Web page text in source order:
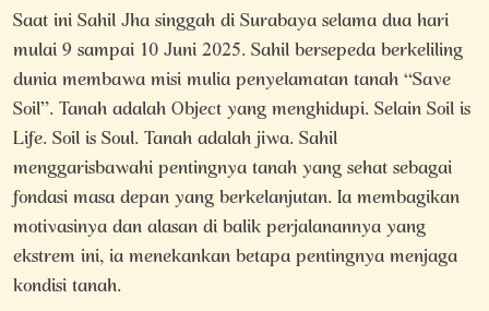
Saat ini Sahil Jha singgah di Surabaya selama dua hari
mulai 9 sampai 10 Juni 2025. Sahil bersepeda berkeliling
dunia membawa misi mulia penyelamatan tanah “Save
Soil”. Tanah adalah Object yang menghidupi. Selain Soil is
Life. Soil is Soul. Tanah adalah jiwa. Sahil
menggarisbawahi pentingnya tanah yang sehat sebagai
fondasi masa depan yang berkelanjutan. Ia membagikan
motivasinya dan alasan di balik perjalanannya yang
ekstrem ini, ia menekankan betapa pentingnya menjaga
kondisi tanah.